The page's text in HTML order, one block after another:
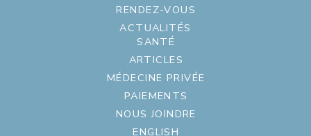
RENDEZ-VOUS
ACTUALITÉS
SANTÉ
ARTICLES
MÉDECINE PRIVÉE
PAIEMENTS
NOUS JOINDRE
ENGLISH